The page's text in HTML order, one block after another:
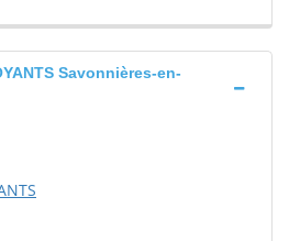
Savonnières-en-